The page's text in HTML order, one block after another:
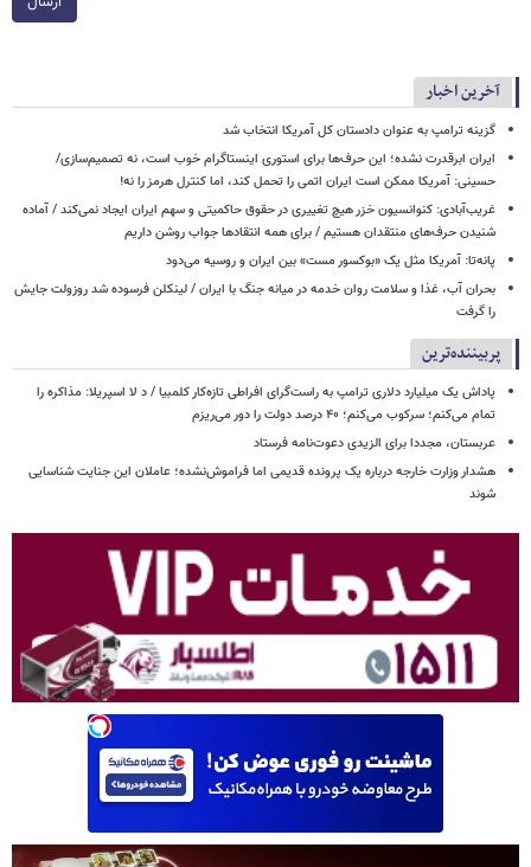
آخرین اخبار
گزینه ترامپ به عنوان دادستان کل آمریکا انتخاب شد
ایران ابرقدرت نشده؛ این حرف‌ها برای استوری اینستاگرام خوب است، نه تصمیم‌سازی/
حسینی: آمریکا ممکن است ایران اتمی را تحمل کند، اما کنترل هرمز را نه!
غریب‌آبادی: کنوانسیون خزر هیچ تغییری در حقوق حاکمیتی و سهم ایران ایجاد نمی‌کند / آماده
شنیدن حرف‌های منتقدان هستیم / برای همه انتقادها جواب روشن داریم
پانه‌تا: آمریکا مثل یک «بوکسور مست» بین ایران و روسیه می‌دود
بحران آب، غذا و سلامت روان خدمه در میانه جنگ با ایران / لینکلن فرسوده شد روزولت جایش
را گرفت
پربیننده‌ترین
پاداش یک میلیارد دلاری ترامپ به راست‌گرای افراطی تازه‌کار کلمبیا / د لا اسپریلا: مذاکره را
تمام می‌کنم؛ سرکوب می‌کنم؛ ۴۰ درصد دولت را دور می‌ریزم
عربستان، مجددا برای الزیدی دعوت‌نامه فرستاد
هشدار وزارت خارجه درباره یک پرونده قدیمی اما فراموش‌نشده؛ عاملان این جنایت شناسایی
شوند